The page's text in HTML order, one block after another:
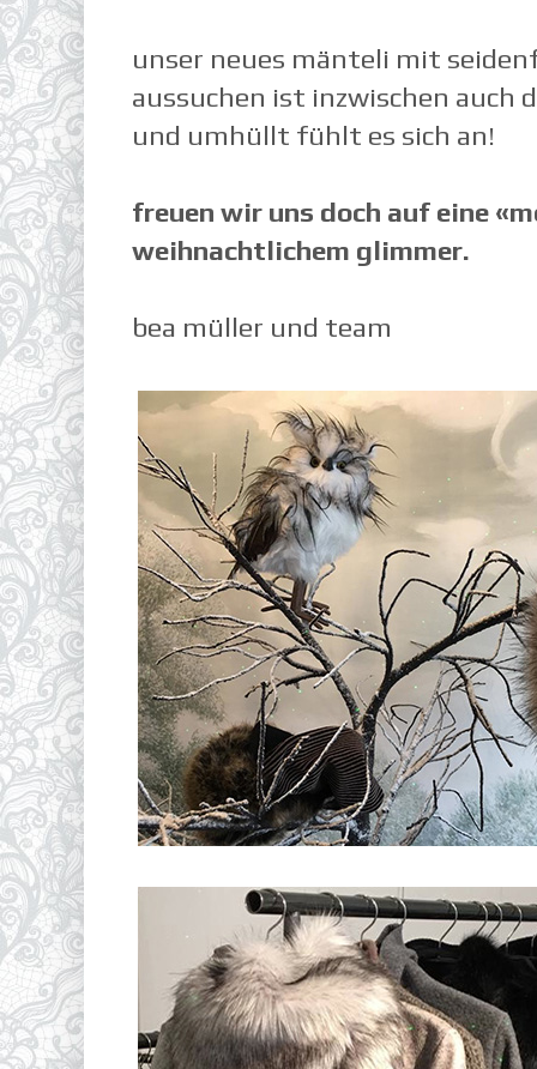
unser neues mänteli mit
aussuchen ist inzwischen auch
und umhüllt fühlt es sich an!
freuen wir uns doch auf eine
weihnachtlichem glimmer.
bea müller und team